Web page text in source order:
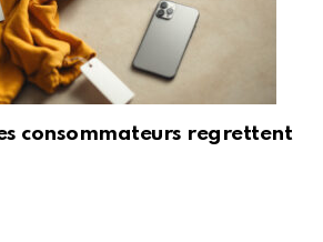
consommateurs regrettent